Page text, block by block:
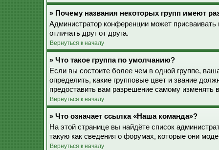
» Почему названия некоторых групп имеют
Администратор конференции может
отличать друг от друга.
Вернуться к началу
» Что такое группа по умолчанию?
Если вы состоите более чем в одной группе,
определить, какие групповые цвет и звание
предоставить вам разрешение самому
Вернуться к началу
» Что означает ссылка «Наша команда»?
На этой странице вы найдёте список
такую как сведения о форумах, которые они
Вернуться к началу